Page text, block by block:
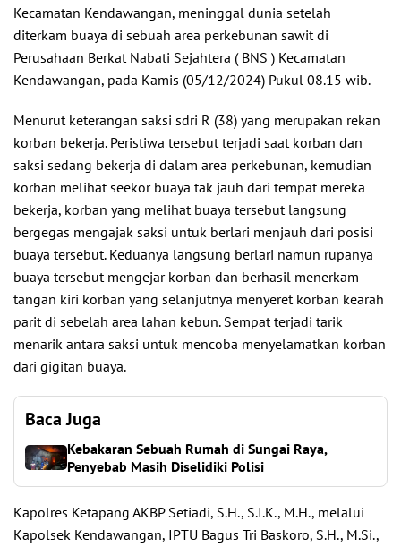
Kecamatan Kendawangan, meninggal dunia setelah
diterkam buaya di sebuah area perkebunan sawit di
Perusahaan Berkat Nabati Sejahtera ( BNS ) Kecamatan
Kendawangan, pada Kamis (05/12/2024) Pukul 08.15 wib.
Menurut keterangan saksi sdri R (38) yang merupakan rekan
korban bekerja. Peristiwa tersebut terjadi saat korban dan
saksi sedang bekerja di dalam area perkebunan, kemudian
korban melihat seekor buaya tak jauh dari tempat mereka
bekerja, korban yang melihat buaya tersebut langsung
bergegas mengajak saksi untuk berlari menjauh dari posisi
buaya tersebut. Keduanya langsung berlari namun rupanya
buaya tersebut mengejar korban dan berhasil menerkam
tangan kiri korban yang selanjutnya menyeret korban kearah
parit di sebelah area lahan kebun. Sempat terjadi tarik
menarik antara saksi untuk mencoba menyelamatkan korban
dari gigitan buaya.
Baca Juga
Kebakaran Sebuah Rumah di Sungai Raya,
Penyebab Masih Diselidiki Polisi
Kapolres Ketapang AKBP Setiadi, S.H., S.I.K., M.H., melalui
Kapolsek Kendawangan, IPTU Bagus Tri Baskoro, S.H., M.Si.,